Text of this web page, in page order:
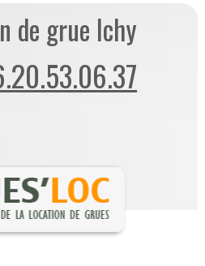
de grue Ichy